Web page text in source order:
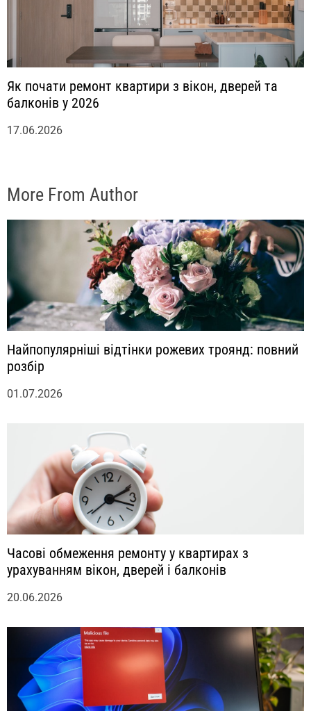
Як почати ремонт квартири з вікон, дверей та
балконів у 2026
17.06.2026
More From Author
Найпопулярніші відтінки рожевих троянд: повний
розбір
01.07.2026
Часові обмеження ремонту у квартирах з
урахуванням вікон, дверей і балконів
20.06.2026